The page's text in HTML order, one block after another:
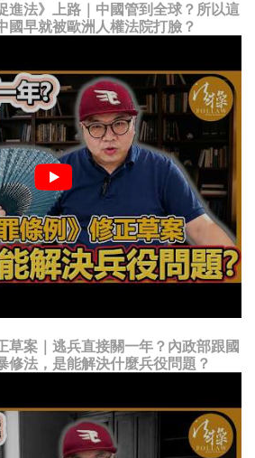
進法》上路｜中國管到全球？所以這
國早就被歐洲人權法院打臉？
草案｜逃兵直接關一年？內政部跟國
修法，是能解決什麼兵役問題？